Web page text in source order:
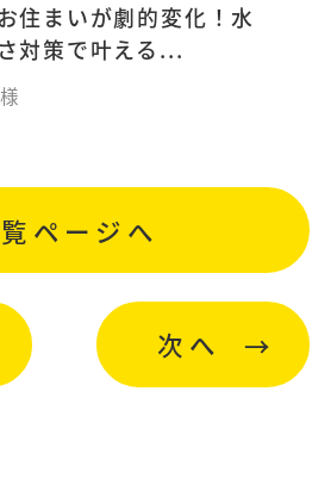
住まいが劇的変化！水
対策で叶える...
ページへ
次へ